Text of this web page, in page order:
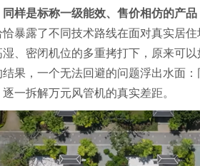
同样是标称一级能效、售价相仿的产
恰暴露了不同技术路线在面对真实居
、密闭机位的多重拷打下，原来可以
果，一个无法回避的问题浮出水面
一拆解万元风管机的真实差距。